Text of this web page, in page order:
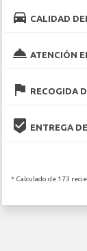
directions_car CALIDAD
room_service ATENCIÓN
flag RECOGIDA
beenhere ENTREGA
* Calculado de 173